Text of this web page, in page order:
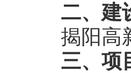
二、建
揭阳高新
三、项